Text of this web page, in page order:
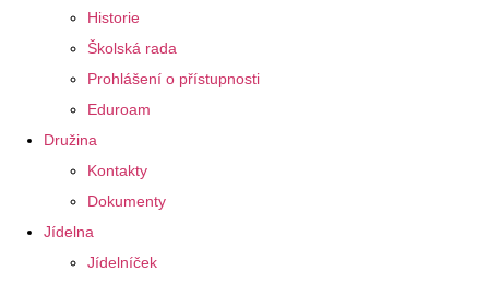
Historie
Školská rada
Prohlášení o přístupnosti
Eduroam
Družina
Kontakty
Dokumenty
Jídelna
Jídelníček